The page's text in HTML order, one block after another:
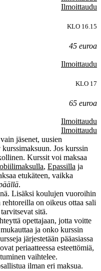
Ilmoittaudu
KLO 16.15
45 euroa
Ilmoittaudu
KLO 17
65 euroa
Ilmoittaudu
Ilmoittaudu
jäsenet, uusien
Jos kurssin
Kurssit voi maksaa
, Epassilla ja
etukäteen, vaikka
.
Lisäksi koulujen vuoroihin
on oikeus ottaa sali
sitä.
opettajaan, jotta voitte
ja onko kurssin
järjestetään pääasiassa
periaatteessa esteettömiä,
vaihtelee.
ilman eri maksua.